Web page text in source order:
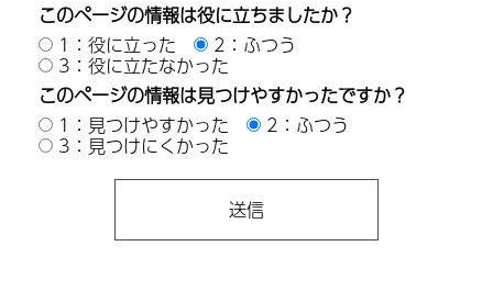
このページの情報は役に立ちましたか？
1：役に立った
2：ふつう
3：役に立たなかった
このページの情報は見つけやすかったですか？
1：見つけやすかった
2：ふつう
3：見つけにくかった